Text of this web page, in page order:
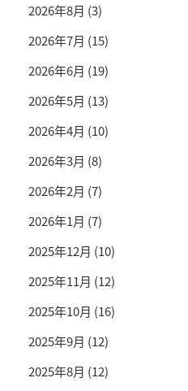
2026年8月 (3)
2026年7月 (15)
2026年6月 (19)
2026年5月 (13)
2026年4月 (10)
2026年3月 (8)
2026年2月 (7)
2026年1月 (7)
2025年12月 (10)
2025年11月 (12)
2025年10月 (16)
2025年9月 (12)
2025年8月 (12)